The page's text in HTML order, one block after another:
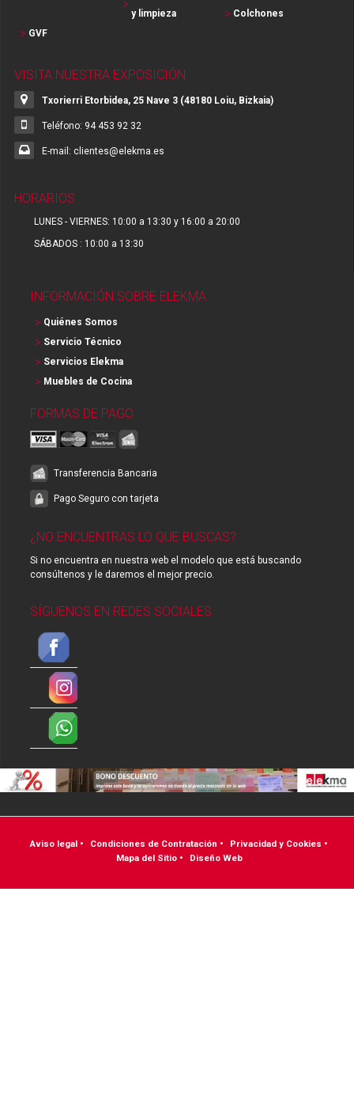
y limpieza
Colchones
GVF
VISITA NUESTRA EXPOSICIÓN
Txorierri Etorbidea, 25 Nave 3 (48180 Loiu, Bizkaia)
Teléfono: 94 453 92 32
E-mail: clientes@elekma.es
HORARIOS
LUNES - VIERNES: 10:00 a 13:30 y 16:00 a 20:00
SÁBADOS : 10:00 a 13:30
INFORMACIÓN SOBRE ELEKMA
Quiénes Somos
Servicio Técnico
Servicios Elekma
Muebles de Cocina
FORMAS DE PAGO
Transferencia Bancaria
Pago Seguro con tarjeta
¿NO ENCUENTRAS LO QUE BUSCAS?
Si no encuentra en nuestra web el modelo que está buscando
consúltenos y le daremos el mejor precio.
SÍGUENOS EN REDES SOCIALES
Aviso legal • Condiciones de Contratación • Privacidad y Cookies •
Mapa del Sitio• Diseño Web